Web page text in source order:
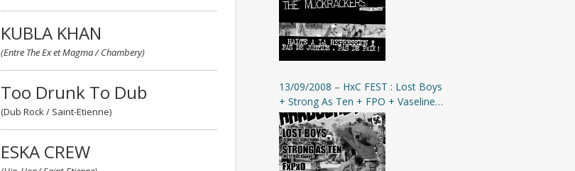
KUBLA KHAN
(Entre The Ex et Magma / Chambery)
Too Drunk To Dub
(Dub Rock / Saint-Etienne)
ESKA CREW
13/09/2008 – HxC FEST : Lost Boys
+ Strong As Ten + FPO + Vaseline
Children + 12225 Chacals @
Montbrison